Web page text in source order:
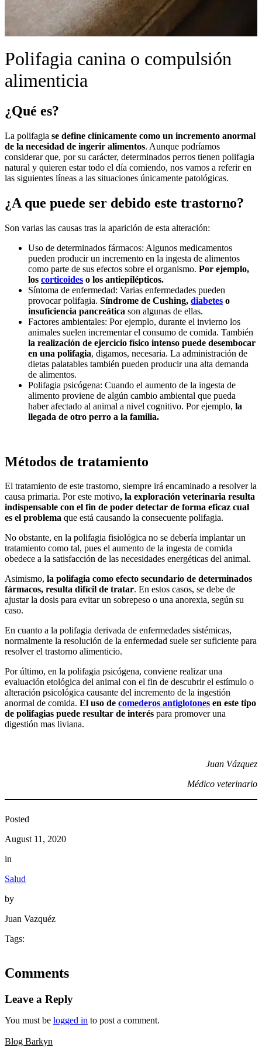
Polifagia canina o compulsión
alimenticia
¿Qué es?
La polifagia se define clínicamente como un incremento anormal
de la necesidad de ingerir alimentos. Aunque podríamos
considerar que, por su carácter, determinados perros tienen polifagia
natural y quieren estar todo el día comiendo, nos vamos a referir en
las siguientes líneas a las situaciones únicamente patológicas.
¿A que puede ser debido este trastorno?
Son varias las causas tras la aparición de esta alteración:
Uso de determinados fármacos: Algunos medicamentos
pueden producir un incremento en la ingesta de alimentos
como parte de sus efectos sobre el organismo. Por ejemplo,
los corticoides o los antiepilépticos.
Síntoma de enfermedad: Varias enfermedades pueden
provocar polifagia. Síndrome de Cushing, diabetes o
insuficiencia pancreática son algunas de ellas.
Factores ambientales: Por ejemplo, durante el invierno los
animales suelen incrementar el consumo de comida. También
la realización de ejercicio físico intenso puede desembocar
en una polifagia, digamos, necesaria. La administración de
dietas palatables también pueden producir una alta demanda
de alimentos.
Polifagia psicógena: Cuando el aumento de la ingesta de
alimento proviene de algún cambio ambiental que pueda
haber afectado al animal a nivel cognitivo. Por ejemplo, la
llegada de otro perro a la familia.
Métodos de tratamiento
El tratamiento de este trastorno, siempre irá encaminado a resolver la
causa primaria. Por este motivo, la exploración veterinaria resulta
indispensable con el fin de poder detectar de forma eficaz cual
es el problema que está causando la consecuente polifagia.
No obstante, en la polifagia fisiológica no se debería implantar un
tratamiento como tal, pues el aumento de la ingesta de comida
obedece a la satisfacción de las necesidades energéticas del animal.
Asimismo, la polifagia como efecto secundario de determinados
fármacos, resulta difícil de tratar. En estos casos, se debe de
ajustar la dosis para evitar un sobrepeso o una anorexia, según su
caso.
En cuanto a la polifagia derivada de enfermedades sistémicas,
normalmente la resolución de la enfermedad suele ser suficiente para
resolver el trastorno alimenticio.
Por último, en la polifagia psicógena, conviene realizar una
evaluación etológica del animal con el fin de descubrir el estímulo o
alteración psicológica causante del incremento de la ingestión
anormal de comida. El uso de comederos antiglotones en este tipo
de polifagias puede resultar de interés para promover una
digestión mas liviana.
Juan Vázquez
Médico veterinario
Posted
August 11, 2020
in
Salud
by
Juan Vazquéz
Tags:
Comments
Leave a Reply
You must be logged in to post a comment.
Blog Barkyn